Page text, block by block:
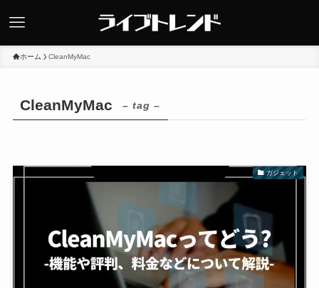
ホーム CleanMyMac
CleanMyMac – tag –
ガジェット